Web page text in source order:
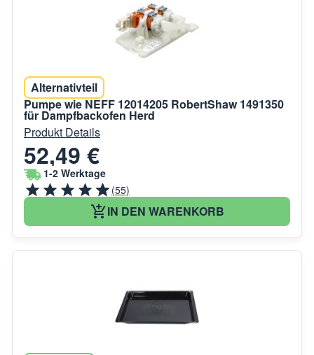
Alternativteil
Pumpe wie NEFF 12014205 RobertShaw 1491350
für Dampfbackofen Herd
Produkt Details
52,49 €
1-2 Werktage
(55)
IN DEN WARENKORB